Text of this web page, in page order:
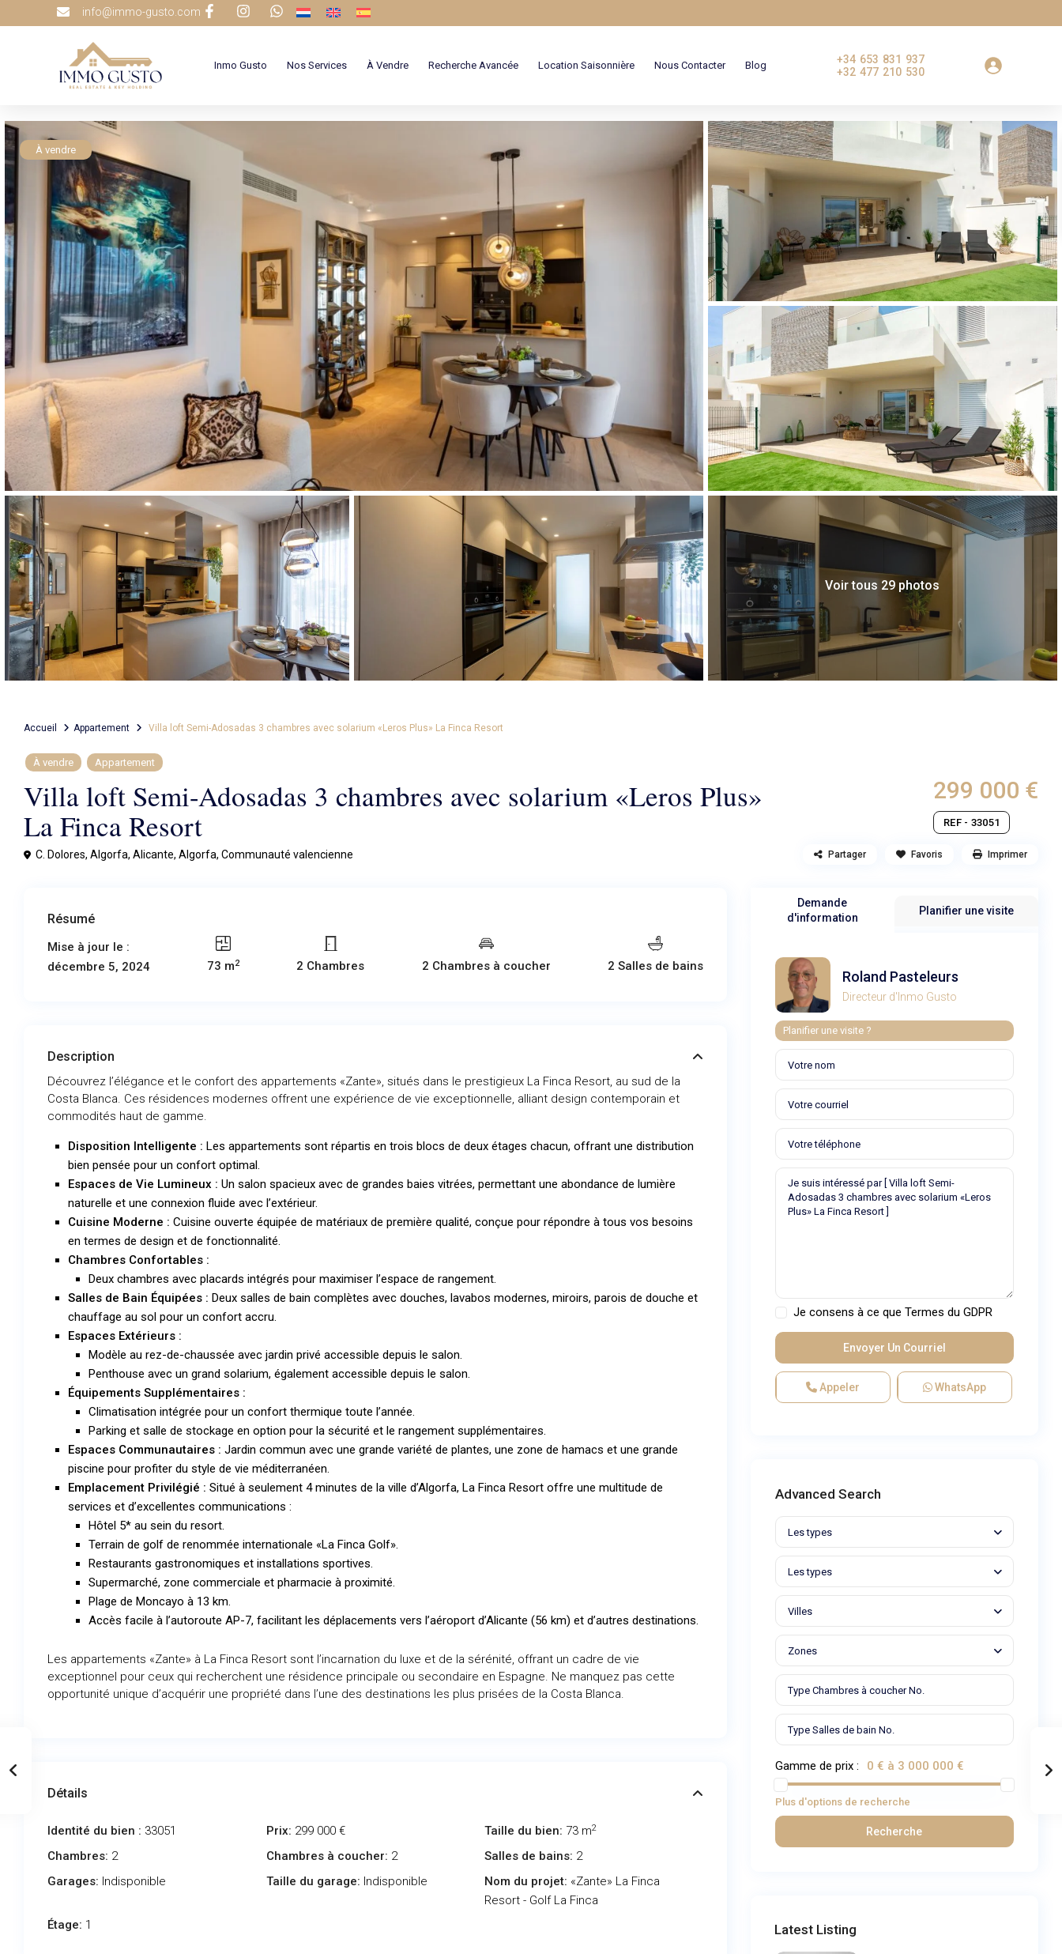
info@immo-gusto.com
Inmo Gusto Nos Services À Vendre Recherche Avancée Location Saisonnière Nous Contacter Blog
+34 653 831 937
+32 477 210 530
À vendre
Voir tous 29 photos
Accueil Appartement Villa loft Semi-Adosadas 3 chambres avec solarium «Leros Plus» La Finca Resort
À vendre Appartement
Villa loft Semi-Adosadas 3 chambres avec solarium «Leros Plus»
La Finca Resort
299 000 €
REF - 33051
C. Dolores, Algorfa, Alicante,Algorfa,Communauté valencienne Partager Favoris Imprimer
Résumé
Mise à jour le :
décembre 5, 2024
73 m2 2 Chambres 2 Chambres à coucher 2 Salles de bains
Description
Découvrez l’élégance et le confort des appartements «Zante», situés dans le prestigieux La Finca Resort, au sud de la
Costa Blanca. Ces résidences modernes offrent une expérience de vie exceptionnelle, alliant design contemporain et
commodités haut de gamme.
Disposition Intelligente : Les appartements sont répartis en trois blocs de deux étages chacun, offrant une distribution
bien pensée pour un confort optimal.
Espaces de Vie Lumineux : Un salon spacieux avec de grandes baies vitrées, permettant une abondance de lumière
naturelle et une connexion fluide avec l’extérieur.
Cuisine Moderne : Cuisine ouverte équipée de matériaux de première qualité, conçue pour répondre à tous vos besoins
en termes de design et de fonctionnalité.
Chambres Confortables :
Deux chambres avec placards intégrés pour maximiser l’espace de rangement.
Salles de Bain Équipées : Deux salles de bain complètes avec douches, lavabos modernes, miroirs, parois de douche et
chauffage au sol pour un confort accru.
Espaces Extérieurs :
Modèle au rez-de-chaussée avec jardin privé accessible depuis le salon.
Penthouse avec un grand solarium, également accessible depuis le salon.
Équipements Supplémentaires :
Climatisation intégrée pour un confort thermique toute l’année.
Parking et salle de stockage en option pour la sécurité et le rangement supplémentaires.
Espaces Communautaires : Jardin commun avec une grande variété de plantes, une zone de hamacs et une grande
piscine pour profiter du style de vie méditerranéen.
Emplacement Privilégié : Situé à seulement 4 minutes de la ville d’Algorfa, La Finca Resort offre une multitude de
services et d’excellentes communications :
Hôtel 5* au sein du resort.
Terrain de golf de renommée internationale «La Finca Golf».
Restaurants gastronomiques et installations sportives.
Supermarché, zone commerciale et pharmacie à proximité.
Plage de Moncayo à 13 km.
Accès facile à l’autoroute AP-7, facilitant les déplacements vers l’aéroport d’Alicante (56 km) et d’autres destinations.
Les appartements «Zante» à La Finca Resort sont l’incarnation du luxe et de la sérénité, offrant un cadre de vie
exceptionnel pour ceux qui recherchent une résidence principale ou secondaire en Espagne. Ne manquez pas cette
opportunité unique d’acquérir une propriété dans l’une des destinations les plus prisées de la Costa Blanca.
Détails
Identité du bien : 33051 Prix: 299 000 € Taille du bien: 73 m2
Chambres: 2 Chambres à coucher: 2 Salles de bains: 2
Garages: Indisponible Taille du garage: Indisponible Nom du projet: «Zante» La Finca
Resort - Golf La Finca
Étage: 1
Demande
d'information
Planifier une visite
Roland Pasteleurs
Directeur d'Inmo Gusto
Planifier une visite ?
Je consens à ce que Termes du GDPR
Appeler WhatsApp
Advanced Search
Les types
Les types
Villes
Zones
Gamme de prix : 0 € à 3 000 000 €
Plus d'options de recherche
Recherche
Latest Listing